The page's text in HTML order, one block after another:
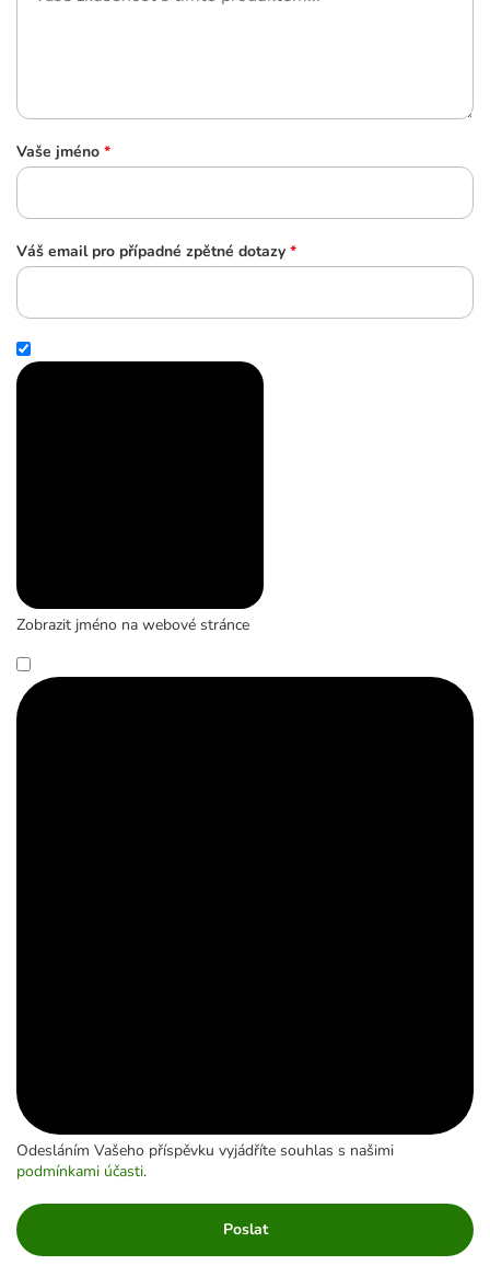
Vaše jméno *
Váš email pro případné zpětné dotazy *
Zobrazit jméno na webové stránce
Odesláním Vašeho příspěvku vyjádříte souhlas s našimi
podmínkami účasti.
Poslat